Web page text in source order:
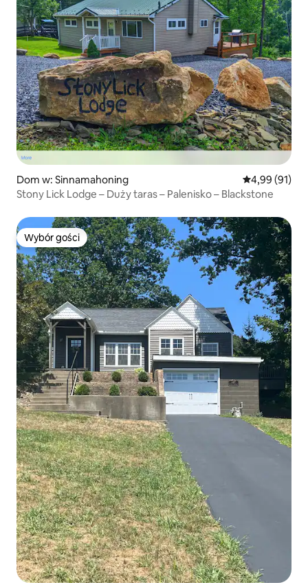
Dom w: Sinnamahoning Średnia
4,99 (91)
Stony Lick Lodge – Duży taras – Palenisko – Blackstone
Wybór gości
Wybór gości